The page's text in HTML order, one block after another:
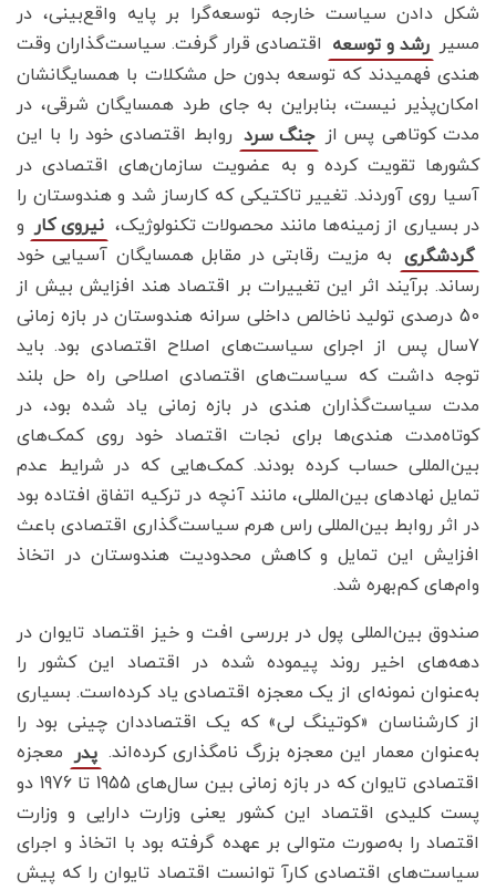
شکل دادن سیاست خارجه توسعه‌گرا بر پایه واقع‌بینی، در
مسیر رشد و توسعه اقتصادی قرار گرفت. سیاست‌گذاران وقت
هندی فهمیدند که توسعه بدون حل مشکلات با همسایگانشان
امکان‌پذیر نیست، بنابراین به جای طرد همسایگان شرقی، در
مدت کوتاهی پس از جنگ سرد روابط اقتصادی خود را با این
کشورها تقویت کرده و به عضویت سازمان‌های اقتصادی در
آسیا روی آوردند. تغییر تاکتیکی که کارساز شد و هندوستان را
در بسیاری از زمینه‌ها مانند محصولات تکنولوژیک، نیروی کار و
گردشگری به مزیت رقابتی در مقابل همسایگان آسیایی خود
رساند. برآیند اثر این تغییرات بر اقتصاد هند افزایش بیش از
50 درصدی تولید ناخالص داخلی سرانه هندوستان در بازه زمانی
7سال پس از اجرای سیاست‌های اصلاح اقتصادی بود. باید
توجه داشت که سیاست‌های اقتصادی اصلاحی راه حل بلند
مدت سیاست‌گذاران هندی در بازه زمانی یاد شده بود، در
کوتاه‌مدت هندی‌ها برای نجات اقتصاد خود روی کمک‌های
بین‌المللی حساب کرده بودند. کمک‌هایی که در شرایط عدم
تمایل نهادهای بین‌المللی، مانند آنچه در ترکیه اتفاق افتاده بود
در اثر روابط بین‌المللی راس هرم سیاست‌گذاری اقتصادی باعث
افزایش این تمایل و کاهش محدودیت هندوستان در اتخاذ
وام‌های کم‌بهره شد.
صندوق بین‌المللی پول در بررسی افت و خیز اقتصاد تایوان در
دهه‌های اخیر روند پیموده شده در اقتصاد این کشور را
به‌عنوان نمونه‌ای از یک معجزه اقتصادی یاد کرده‌است. بسیاری
از کارشناسان «کوتینگ لی» که یک اقتصاددان چینی بود را
به‌عنوان معمار این معجزه بزرگ نامگذاری کرده‌اند. پدر
معجزه
اقتصادی تایوان که در بازه زمانی بین سال‌های 1955 تا 1976 دو
پست کلیدی اقتصاد این کشور یعنی وزارت دارایی و وزارت
اقتصاد را به‌صورت متوالی بر عهده گرفته بود با اتخاذ و اجرای
سیاست‌های اقتصادی کارآ توانست اقتصاد تایوان را که پیش